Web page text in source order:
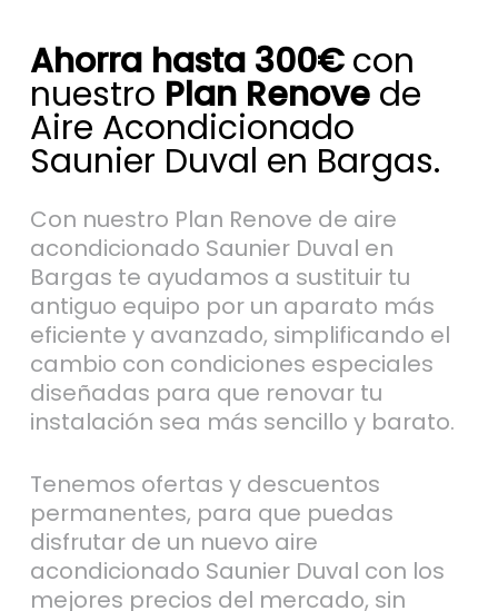
Ahorra hasta 300€con
nuestro Plan Renovede
Aire Acondicionado
Saunier Duval en Bargas.
Con nuestro Plan Renove de aire
acondicionado Saunier Duval en
Bargas te ayudamos a sustituir tu
antiguo equipo por un aparato más
eficiente y avanzado, simplificando el
cambio con condiciones especiales
diseñadas para que renovar tu
instalación sea más sencillo y barato.
Tenemos ofertas y descuentos
permanentes, para que puedas
disfrutar de un nuevo aire
acondicionado Saunier Duval con los
mejores precios del mercado, sin